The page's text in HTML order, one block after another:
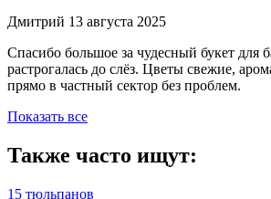
Дмитрий 13 августа 2025
Спасибо большое за чудесный букет для
растрогалась до слёз. Цветы свежие,
прямо в частный сектор без проблем.
Показать все
Также часто ищут:
15 тюльпанов